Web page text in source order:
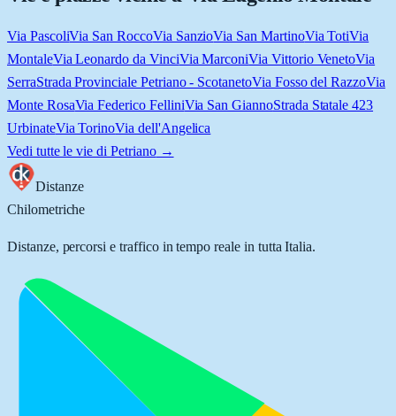
Via PascoliVia San RoccoVia SanzioVia San MartinoVia TotiVia
MontaleVia Leonardo da VinciVia MarconiVia Vittorio VenetoVia
SerraStrada Provinciale Petriano - ScotanetoVia Fosso del RazzoVia
Monte RosaVia Federico FelliniVia San GiannoStrada Statale 423
UrbinateVia TorinoVia dell'Angelica
Vedi tutte le vie di Petriano→
Distanze
Chilometriche
Distanze, percorsi e traffico in tempo reale in tutta Italia.